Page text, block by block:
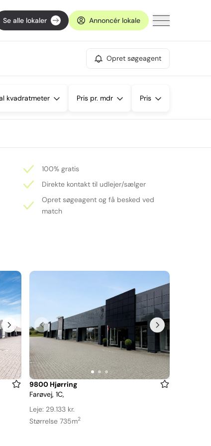
Se alle lokaler Annoncér lokale
Opret søgeagent
kvadratmeter Pris pr. mdr Pris
100% gratis
Direkte kontakt til udlejer/sælger
Opret søgeagent og få besked ved
match
Item
1
of
3
9800 Hjørring
Farøvej, 1C,
Leje: 29.133 kr.
Størrelse 735m2